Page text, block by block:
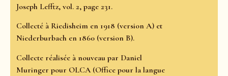
Joseph Lefftz, vol. 2, page 231.
Collecté à Riedisheim en 1918 (version A) et
Niederburbach en 1860 (version B).
Collecte réalisée à nouveau par Daniel
Muringer pour OLCA (Office pour la langue